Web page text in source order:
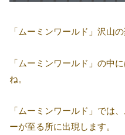
「ムーミンワールド」沢山
「ムーミンワールド」の中
ね。
「ムーミンワールド」では
ーが至る所に出現します。